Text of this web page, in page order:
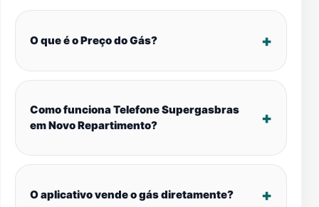
O que é o Preço do Gás?
Como funciona Telefone Supergasbras
em Novo Repartimento?
O aplicativo vende o gás diretamente?